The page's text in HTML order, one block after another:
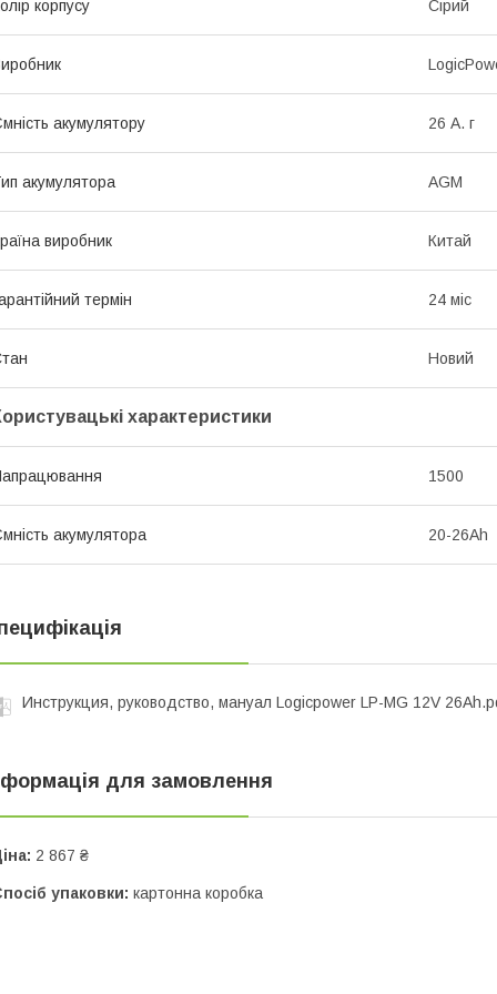
корпусу Сірий
акумулятору 26 А. г
акумулятора AGM
виробник Китай
термін 24 міс
Новий
характеристики
1500
акумулятора 20-26Ah
Инструкция, руководство, мануал Logicpower LP-MG 12V
для замовлення
2 867 ₴
упаковки: картонна коробка